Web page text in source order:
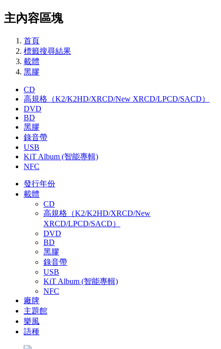
主內容區塊
首頁
標籤搜尋結果
載體
黑膠
CD
高規格（K2/K2HD/XRCD/New XRCD/LPCD/SACD）
DVD
BD
黑膠
錄音帶
USB
KiT Album (智能專輯)
NFC
發行年份
載體
CD
高規格（K2/K2HD/XRCD/New
XRCD/LPCD/SACD）
DVD
BD
黑膠
錄音帶
USB
KiT Album (智能專輯)
NFC
廠牌
主題館
樂風
語種